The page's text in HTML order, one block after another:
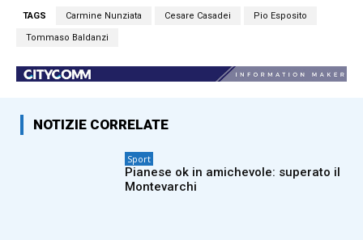
TAGS Carmine Nunziata Cesare Casadei Pio Esposito
Tommaso Baldanzi
NOTIZIE CORRELATE
Sport
Pianese ok in amichevole: superato il
Montevarchi